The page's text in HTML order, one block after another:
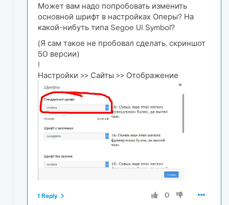
Может вам надо попробовать изменить
основной шрифт в настройках Оперы? На
какой-нибуть типа Segoe UI Symbol?
(Я сам такое не пробовал сделать. скриншот
50 версии)
!
Настройки >> Сайты >> Отображение
0
1 Reply